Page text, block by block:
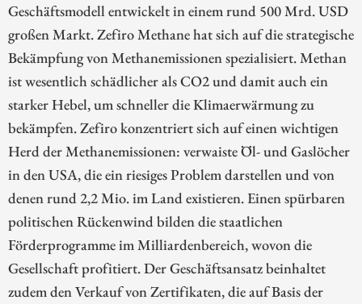
Geschäftsmodell entwickelt in einem rund 500 Mrd. USD
großen Markt. Zefiro Methane hat sich auf die strategische
Bekämpfung von Methanemissionen spezialisiert. Methan
ist wesentlich schädlicher als CO2 und damit auch ein
starker Hebel, um schneller die Klimaerwärmung zu
bekämpfen. Zefiro konzentriert sich auf einen wichtigen
Herd der Methanemissionen: verwaiste Öl- und Gaslöcher
in den USA, die ein riesiges Problem darstellen und von
denen rund 2,2 Mio. im Land existieren. Einen spürbaren
politischen Rückenwind bilden die staatlichen
Förderprogramme im Milliardenbereich, wovon die
Gesellschaft profitiert. Der Geschäftsansatz beinhaltet
zudem den Verkauf von Zertifikaten, die auf Basis der